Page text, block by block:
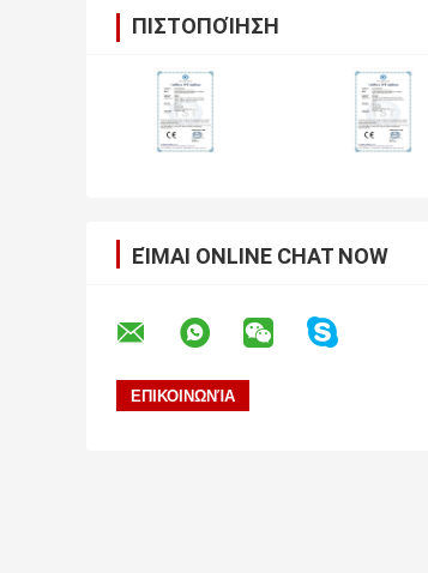
ΠΙΣΤΟΠΟΊΗΣΗ
ΕΊΜΑΙ ONLINE CHAT NOW